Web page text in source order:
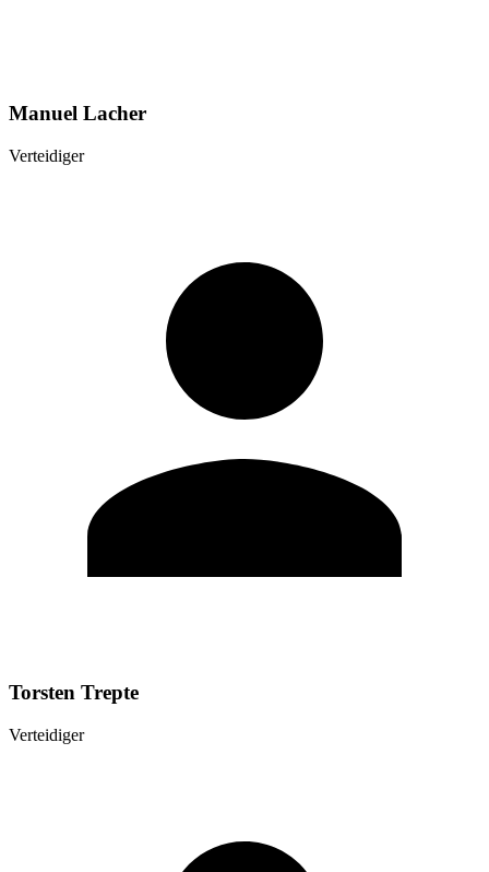
Manuel Lacher
Verteidiger
Torsten Trepte
Verteidiger